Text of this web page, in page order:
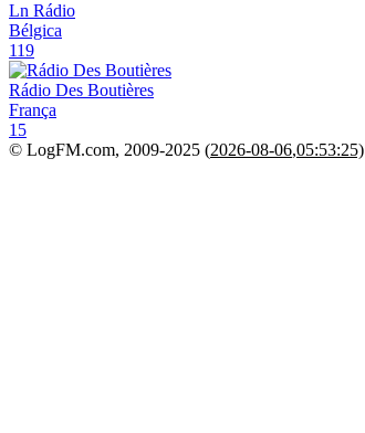
Ln Rádio
Bélgica
119
Rádio Des Boutières
França
15
© LogFM.com, 2009-2025 (2026-08-06,05:53:25)